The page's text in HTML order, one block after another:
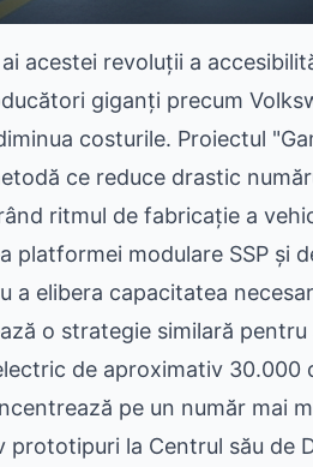
acestei revoluții a
giganți precum
costurile. Proiectul
ce reduce drastic
ritmul de fabricație a
platformei modulare SSP și
a elibera capacitatea
o strategie similară
de aproximativ 30.000
pe un număr mai
la Centrul său de